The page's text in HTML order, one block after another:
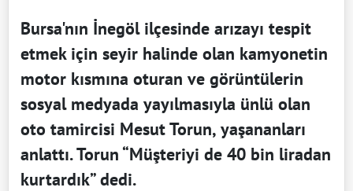
Bursa'nın İnegöl ilçesinde arızayı tespit
etmek için seyir halinde olan kamyonetin
motor kısmına oturan ve görüntülerin
sosyal medyada yayılmasıyla ünlü olan
oto tamircisi Mesut Torun, yaşananları
anlattı. Torun “Müşteriyi de 40 bin liradan
kurtardık” dedi.